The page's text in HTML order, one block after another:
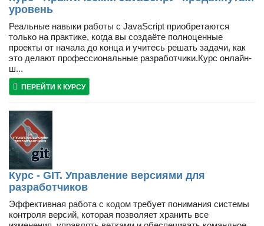
уровень
Реальные навыки работы с JavaScript приобретаются
только на практике, когда вы создаёте полноценные
проекты от начала до конца и учитесь решать задачи, как
это делают профессиональные разработчики.Курс онлайн-
ш...
ПЕРЕЙТИ К КУРСУ
Курс - GIT. Управление версиями для
разработчиков
Эффективная работа с кодом требует понимания системы
контроля версий, которая позволяет хранить все